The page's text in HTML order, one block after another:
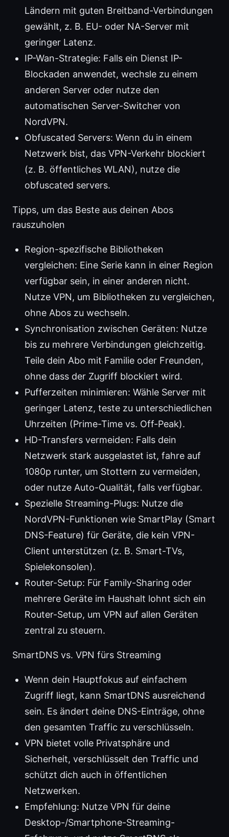
Ländern mit guten Breitband-Verbindungen
gewählt, z. B. EU- oder NA-Server mit
geringer Latenz.
IP-Wan-Strategie: Falls ein Dienst IP-
Blockaden anwendet, wechsle zu einem
anderen Server oder nutze den
automatischen Server-Switcher von
NordVPN.
Obfuscated Servers: Wenn du in einem
Netzwerk bist, das VPN-Verkehr blockiert
(z. B. öffentliches WLAN), nutze die
obfuscated servers.
Tipps, um das Beste aus deinen Abos
rauszuholen
Region-spezifische Bibliotheken
vergleichen: Eine Serie kann in einer Region
verfügbar sein, in einer anderen nicht.
Nutze VPN, um Bibliotheken zu vergleichen,
ohne Abos zu wechseln.
Synchronisation zwischen Geräten: Nutze
bis zu mehrere Verbindungen gleichzeitig.
Teile dein Abo mit Familie oder Freunden,
ohne dass der Zugriff blockiert wird.
Pufferzeiten minimieren: Wähle Server mit
geringer Latenz, teste zu unterschiedlichen
Uhrzeiten (Prime-Time vs. Off-Peak).
HD-Transfers vermeiden: Falls dein
Netzwerk stark ausgelastet ist, fahre auf
1080p runter, um Stottern zu vermeiden,
oder nutze Auto-Qualität, falls verfügbar.
Spezielle Streaming-Plugs: Nutze die
NordVPN-Funktionen wie SmartPlay (Smart
DNS-Feature) für Geräte, die kein VPN-
Client unterstützen (z. B. Smart-TVs,
Spielekonsolen).
Router-Setup: Für Family-Sharing oder
mehrere Geräte im Haushalt lohnt sich ein
Router-Setup, um VPN auf allen Geräten
zentral zu steuern.
SmartDNS vs. VPN fürs Streaming
Wenn dein Hauptfokus auf einfachem
Zugriff liegt, kann SmartDNS ausreichend
sein. Es ändert deine DNS-Einträge, ohne
den gesamten Traffic zu verschlüsseln.
VPN bietet volle Privatsphäre und
Sicherheit, verschlüsselt den Traffic und
schützt dich auch in öffentlichen
Netzwerken.
Empfehlung: Nutze VPN für deine
Desktop-/Smartphone-Streaming-